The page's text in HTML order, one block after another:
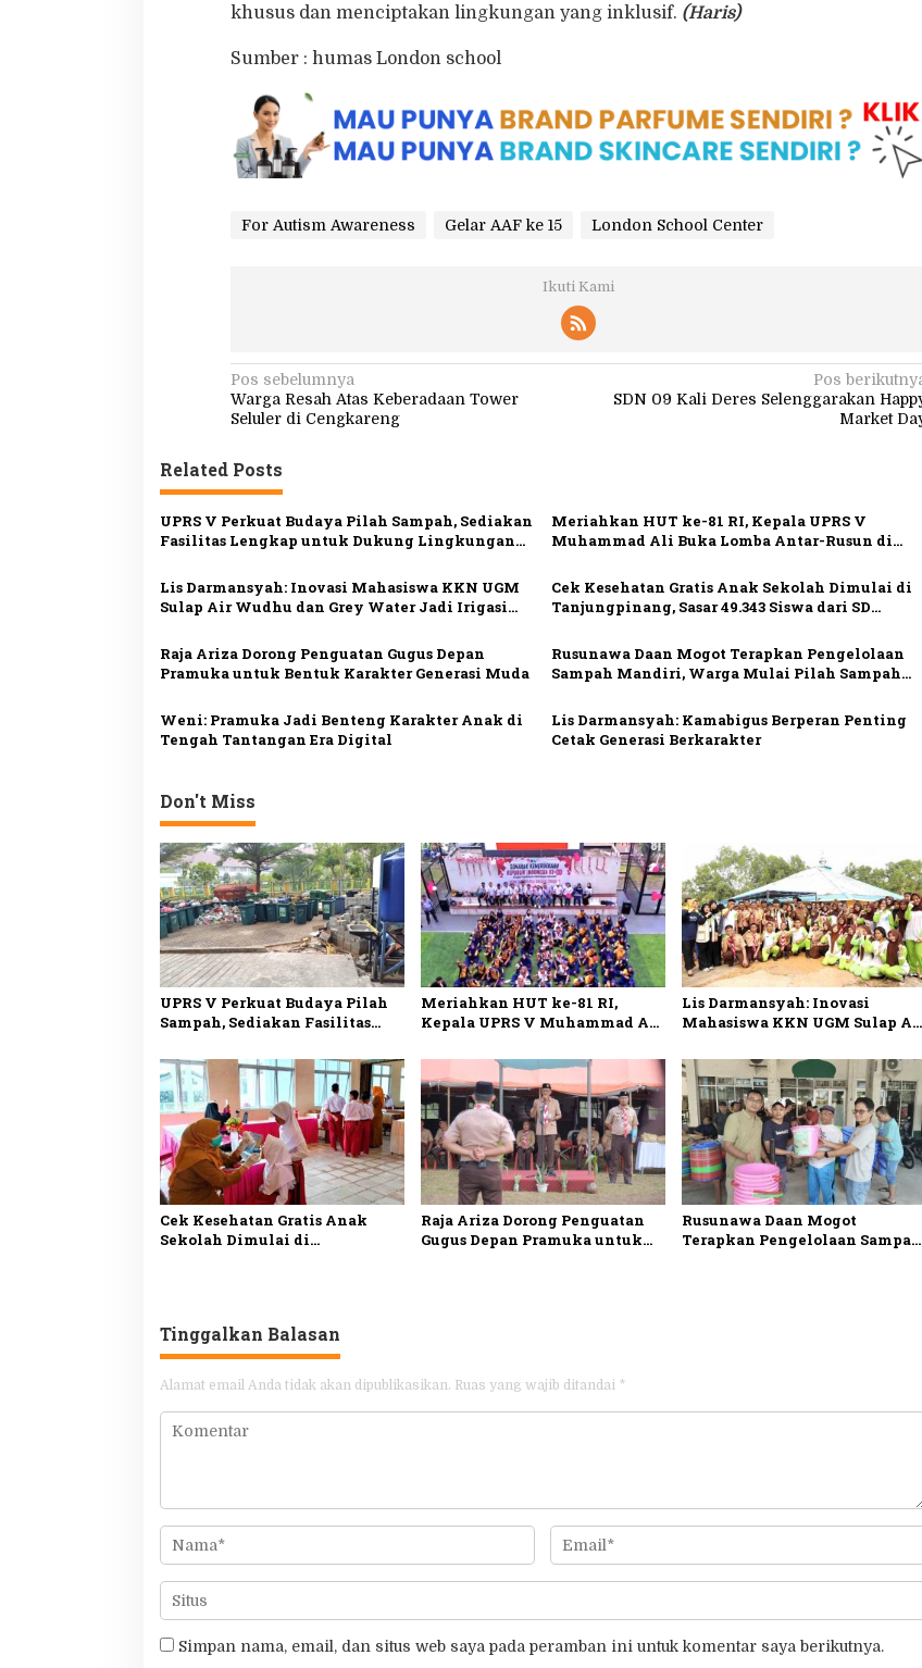
khusus dan menciptakan lingkungan yang inklusif. (Haris)
Sumber : humas London school
For Autism Awareness Gelar AAF ke 15 London School Center
Ikuti Kami
N
a
i
g
a
i
o
s
Pos sebelumnya
Warga Resah Atas Keberadaan Tower
Seluler di Cengkareng
Pos
SDN 09 Kali Deres Selenggarakan
Market
Related Posts
UPRS V Perkuat Budaya Pilah Sampah, Sediakan
Fasilitas Lengkap untuk Dukung Lingkungan
Meriahkan HUT ke-81 RI, Kepala UPRS V
Muhammad Ali Buka Lomba Antar-Rusun di
Lis Darmansyah: Inovasi Mahasiswa KKN UGM
Sulap Air Wudhu dan Grey Water Jadi Irigasi
Cek Kesehatan Gratis Anak Sekolah Dimulai di
Tanjungpinang, Sasar 49.343 Siswa dari SD
Raja Ariza Dorong Penguatan Gugus Depan
Pramuka untuk Bentuk Karakter Generasi Muda
Rusunawa Daan Mogot Terapkan Pengelolaan
Sampah Mandiri, Warga Mulai Pilah Sampah
Weni: Pramuka Jadi Benteng Karakter Anak di
Tengah Tantangan Era Digital
Lis Darmansyah: Kamabigus Berperan Penting
Cetak Generasi Berkarakter
Don't Miss
UPRS V Perkuat Budaya Pilah
Sampah, Sediakan Fasilitas
Lingkungan Bersih
Meriahkan HUT ke-81 RI,
Kepala UPRS V Muhammad Ali
Daan Mogot
Lis Darmansyah: Inovasi
Mahasiswa KKN UGM Sulap Air
Irigasi Tetes
Cek Kesehatan Gratis Anak
Sekolah Dimulai di
Raja Ariza Dorong Penguatan
Gugus Depan Pramuka untuk
Rusunawa Daan Mogot
Terapkan Pengelolaan Sampah
Tinggalkan Balasan
Alamat email Anda tidak akan dipublikasikan. Ruas yang wajib ditandai *
Simpan nama, email, dan situs web saya pada peramban ini untuk komentar saya berikutnya.